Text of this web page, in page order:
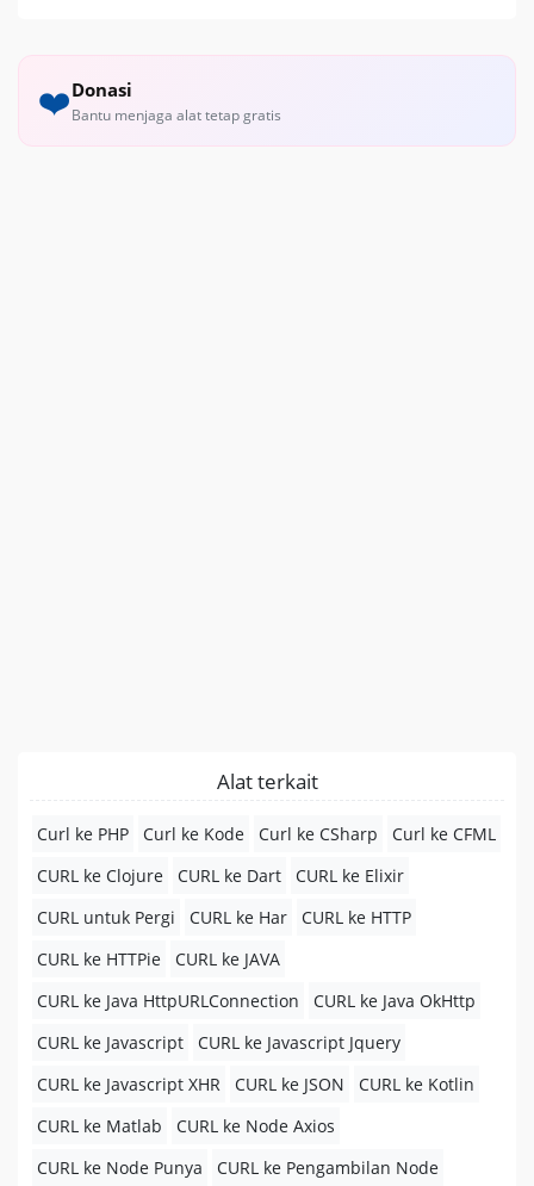
❤️Donasi
Bantu menjaga alat tetap gratis
Alat terkait
Curl ke PHP Curl ke Kode Curl ke CSharp
Curl ke CFML
CURL ke Clojure
CURL ke Dart
CURL ke Elixir
CURL untuk Pergi
CURL ke Har
CURL ke HTTP
CURL ke HTTPie
CURL ke JAVA
CURL ke Java HttpURLConnection
CURL ke Java OkHttp
CURL ke Javascript
CURL ke Javascript Jquery
CURL ke Javascript XHR
CURL ke JSON
CURL ke Kotlin
CURL ke Matlab
CURL ke Node Axios
CURL ke Node Punya
CURL ke Pengambilan Node